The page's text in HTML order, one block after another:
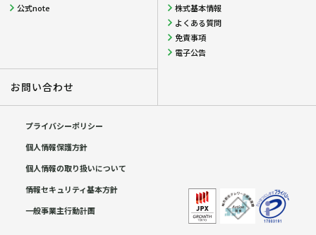
公式note
株式基本情報
よくある質問
免責事項
電子公告
お問い合わせ
プライバシーポリシー
個人情報保護方針
個人情報の取り扱いについて
情報セキュリティ基本方針
一般事業主行動計画